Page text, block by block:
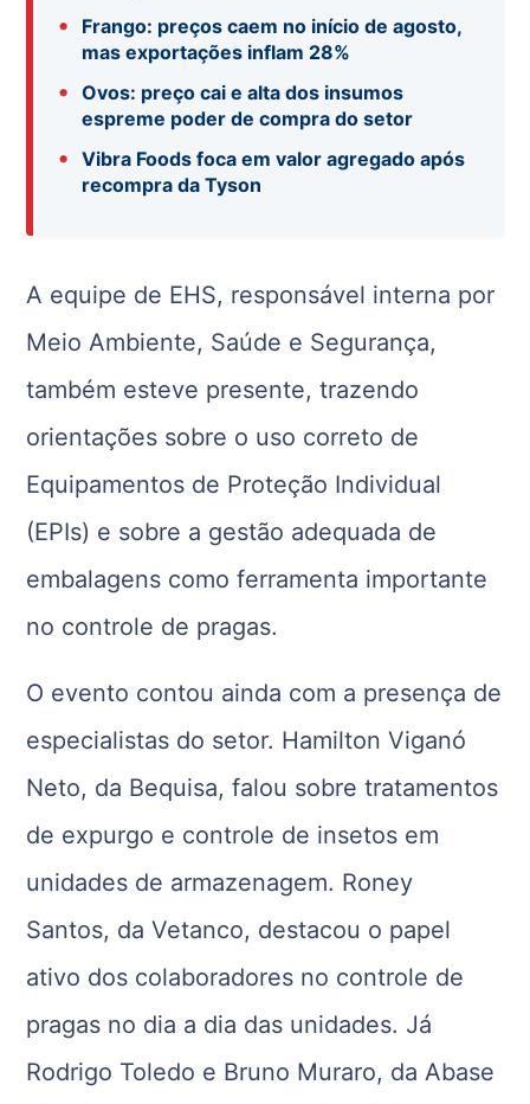
•
Frango: preços caem no início de agosto,
mas exportações inflam 28%
•
Ovos: preço cai e alta dos insumos
espreme poder de compra do setor
•
Vibra Foods foca em valor agregado após
recompra da Tyson
A equipe de EHS, responsável interna por
Meio Ambiente, Saúde e Segurança,
também esteve presente, trazendo
orientações sobre o uso correto de
Equipamentos de Proteção Individual
(EPIs) e sobre a gestão adequada de
embalagens como ferramenta importante
no controle de pragas.
O evento contou ainda com a presença de
especialistas do setor. Hamilton Viganó
Neto, da Bequisa, falou sobre tratamentos
de expurgo e controle de insetos em
unidades de armazenagem. Roney
Santos, da Vetanco, destacou o papel
ativo dos colaboradores no controle de
pragas no dia a dia das unidades. Já
Rodrigo Toledo e Bruno Muraro, da Abase